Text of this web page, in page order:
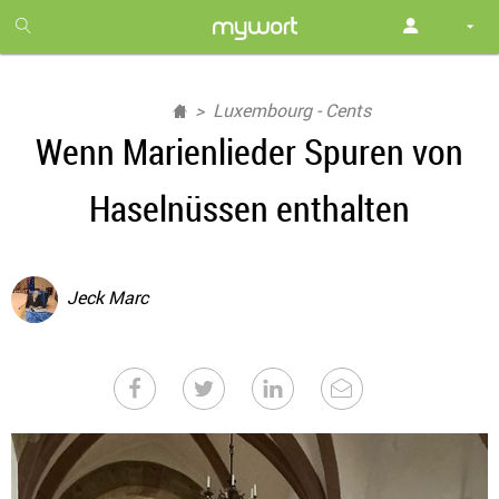
month
free
Luxembourg - Cents
Wenn Marienlieder Spuren von
Haselnüssen enthalten
Jeck Marc